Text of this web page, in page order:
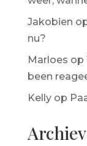
Jakobien
nu?
Marloes op
been
Kellyop